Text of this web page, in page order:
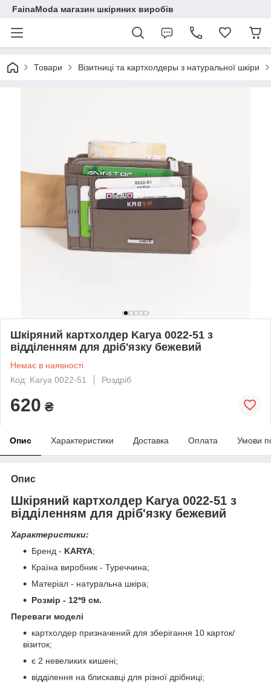
FainaModa магазин шкіряних виробів
Товари Візитниці та картхолдеры з натуральної шкіри
Шкіряний картхолдер Karya 0022-51 з
відділенням для дріб'язку бежевий
Немає в наявності
Код: Karya 0022-51
Роздріб
620 ₴
Опис Характеристики Доставка Оплата Умови
Опис
Шкіряний картхолдер Karya 0022-51 з
відділенням для дріб'язку бежевий
Характеристики:
Бренд - KARYA;
Країна виробник - Туреччина;
Матеріал - натуральна шкіра;
Розмір - 12*9 см.
Переваги моделі
картхолдер призначений для зберігання 10 карток/
візиток;
є 2 невеликих кишені;
відділення на блискавці для різної дрібниці;